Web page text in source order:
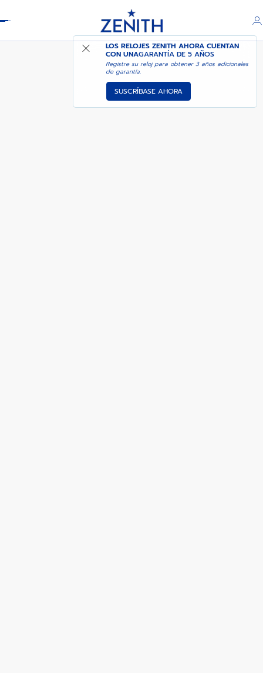
LOS RELOJES ZENITH AHORA CUENTAN
CON UNAGARANTÍA DE 5 AÑOS
Registre su reloj para obtener 3 años adicionales
de garantía.
SUSCRÍBASE AHORA
G.F.J. CALIBRE 135